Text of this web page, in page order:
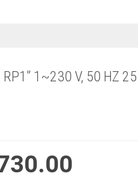
RP1” 1~230 V, 50 HZ